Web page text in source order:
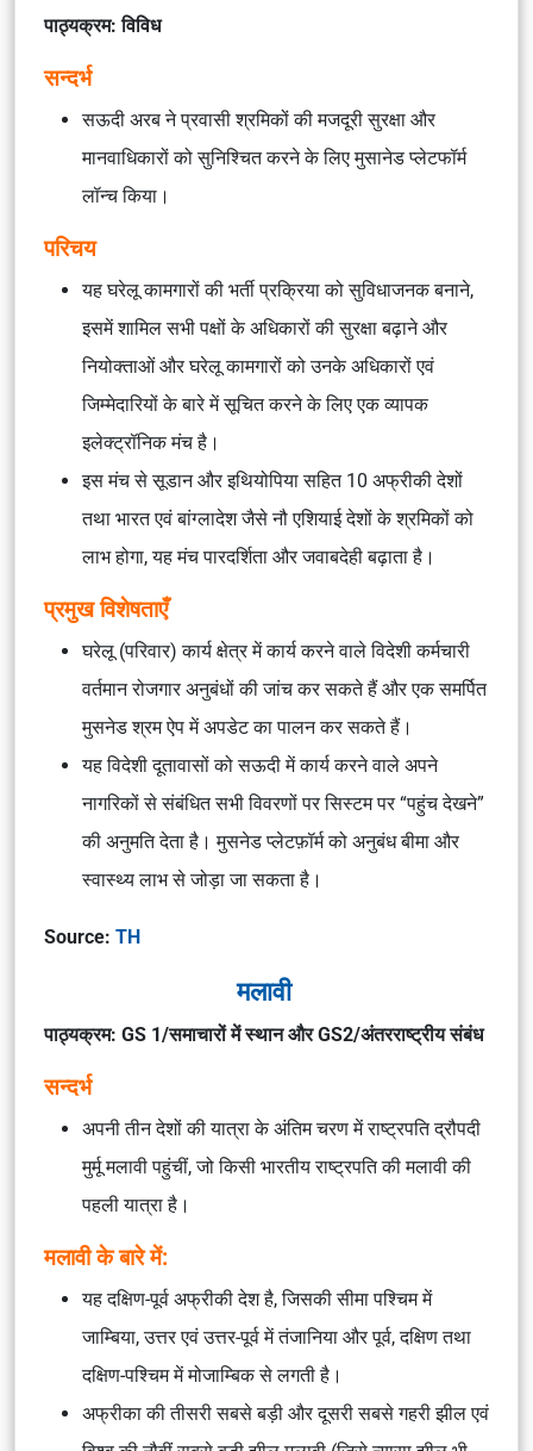
पाठ्यक्रम: विविध
सन्दर्भ
सऊदी अरब ने प्रवासी श्रमिकों की मजदूरी सुरक्षा और
मानवाधिकारों को सुनिश्चित करने के लिए मुसानेड प्लेटफॉर्म
लॉन्च किया।
परिचय
यह घरेलू कामगारों की भर्ती प्रक्रिया को सुविधाजनक बनाने,
इसमें शामिल सभी पक्षों के अधिकारों की सुरक्षा बढ़ाने और
नियोक्ताओं और घरेलू कामगारों को उनके अधिकारों एवं
जिम्मेदारियों के बारे में सूचित करने के लिए एक व्यापक
इलेक्ट्रॉनिक मंच है।
इस मंच से सूडान और इथियोपिया सहित 10 अफ्रीकी देशों
तथा भारत एवं बांग्लादेश जैसे नौ एशियाई देशों के श्रमिकों को
लाभ होगा, यह मंच पारदर्शिता और जवाबदेही बढ़ाता है।
प्रमुख विशेषताएँ
घरेलू (परिवार) कार्य क्षेत्र में कार्य करने वाले विदेशी कर्मचारी
वर्तमान रोजगार अनुबंधों की जांच कर सकते हैं और एक समर्पित
मुसनेड श्रम ऐप में अपडेट का पालन कर सकते हैं।
यह विदेशी दूतावासों को सऊदी में कार्य करने वाले अपने
नागरिकों से संबंधित सभी विवरणों पर सिस्टम पर “पहुंच देखने”
की अनुमति देता है। मुसनेड प्लेटफ़ॉर्म को अनुबंध बीमा और
स्वास्थ्य लाभ से जोड़ा जा सकता है।
Source: TH
मलावी
पाठ्यक्रम: GS 1/समाचारों में स्थान और GS2/अंतरराष्ट्रीय संबंध
सन्दर्भ
अपनी तीन देशों की यात्रा के अंतिम चरण में राष्ट्रपति द्रौपदी
मुर्मू मलावी पहुंचीं, जो किसी भारतीय राष्ट्रपति की मलावी की
पहली यात्रा है।
मलावी के बारे में:
यह दक्षिण-पूर्व अफ्रीकी देश है, जिसकी सीमा पश्चिम में
जाम्बिया, उत्तर एवं उत्तर-पूर्व में तंजानिया और पूर्व, दक्षिण तथा
दक्षिण-पश्चिम में मोजाम्बिक से लगती है।
अफ्रीका की तीसरी सबसे बड़ी और दूसरी सबसे गहरी झील एवं